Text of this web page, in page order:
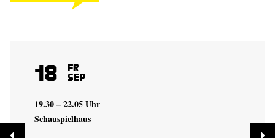
18 Fr
Sep
19.30 – 22.05 Uhr
Schauspielhaus